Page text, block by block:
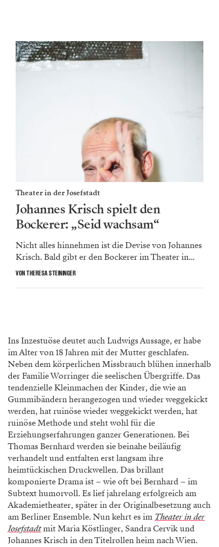
Theater in der Josefstadt
Johannes Krisch spielt den
Bockerer: „Seid wachsam“
Nicht alles hinnehmen ist die Devise von Johannes
Krisch. Bald gibt er den Bockerer im Theater in...
VON THERESA STEININGER
Ins Inzestuöse deutet auch Ludwigs Aussage, er habe
im Alter von 18 Jahren mit der Mutter geschlafen.
Neben dem körperlichen Missbrauch blühen innerhalb
der Familie Worringer die seelischen Übergriffe. Das
tendenzielle Kleinmachen der Kinder, die wie an
Gummibändern herangezogen und wieder weggekickt
werden, hat ruinöse wieder weggekickt werden, hat
ruinöse Methode und steht wohl für die
Erziehungserfahrungen ganzer Generationen. Bei
Thomas Bernhard werden sie beinahe beiläufig
verhandelt und entfalten erst langsam ihre
heimtückischen Druckwellen. Das brillant
komponierte Drama ist – wie oft bei Bernhard – im
Subtext humorvoll. Es lief jahrelang erfolgreich am
Akademietheater, später in der Originalbesetzung auch
am Berliner Ensemble. Nun kehrt es im Theater in der
Josefstadtmit Maria Köstlinger, Sandra Cervik und
Johannes Krisch in den Titelrollen heim nach Wien.